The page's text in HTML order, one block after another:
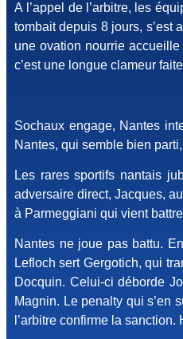
A l’appel de l’arbitre, les
tombait depuis 8 jours, s’est
une ovation nourrie
c’est une longue clameur
Sochaux engage, Nantes
Nantes, qui semble bien
Les rares sportifs nantais
adversaire direct, Jacques,
à Parmeggiani qui vient
Nantes ne joue pas battu.
Lefloch sert Gergotich, qui
Docquin. Celui-ci déborde
Magnin. Le penalty qui s’en
l’arbitre confirme la